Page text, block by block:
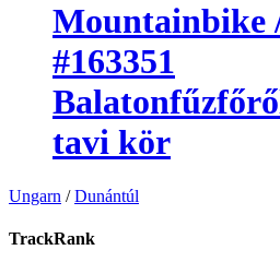
Mountainbike
#163351
tavi kör
Ungarn /Dunántúl
TrackRank